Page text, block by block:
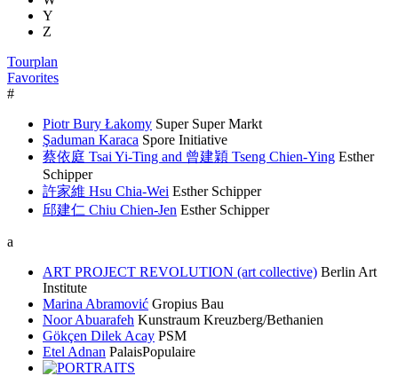
Y
Z
Tourplan
Favorites
#
Piotr Bury Łakomy Super Super Markt
Şaduman Karaca Spore Initiative
蔡依庭 Tsai Yi-Ting and 曾建穎 Tseng Chien-Ying Esther
Schipper
許家維 Hsu Chia-Wei Esther Schipper
邱建仁 Chiu Chien-Jen Esther Schipper
a
ART PROJECT REVOLUTION (art collective) Berlin Art
Institute
Marina Abramović Gropius Bau
Noor Abuarafeh Kunstraum Kreuzberg/Bethanien
Gökçen Dilek Acay PSM
Etel Adnan PalaisPopulaire